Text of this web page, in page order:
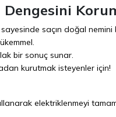
sayesinde saçın doğal nemini
bir sonuç sunar.
kurutmak isteyenler için!
elektriklenmeyi